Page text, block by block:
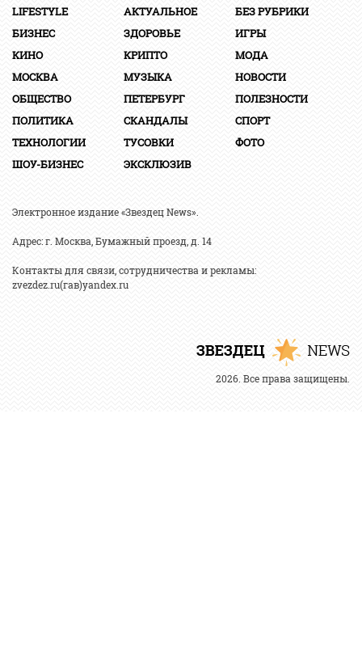
LIFESTYLE АКТУАЛЬНОЕ
БЕЗ РУБРИКИ
БИЗНЕС
ЗДОРОВЬЕ
ИГРЫ
КИНО
КРИПТО
МОДА
МОСКВА
МУЗЫКА
НОВОСТИ
ОБЩЕСТВО
ПЕТЕРБУРГ
ПОЛЕЗНОСТИ
ПОЛИТИКА
СКАНДАЛЫ
СПОРТ
ТЕХНОЛОГИИ
ТУСОВКИ
ФОТО
ШОУ-БИЗНЕС
ЭКСКЛЮЗИВ
Электронное издание «Звездец News».
Адрес: г. Москва, Бумажный проезд, д. 14
Контакты для связи, сотрудничества и рекламы:
zvezdez.ru(гав)yandex.ru
2026. Все права защищены.